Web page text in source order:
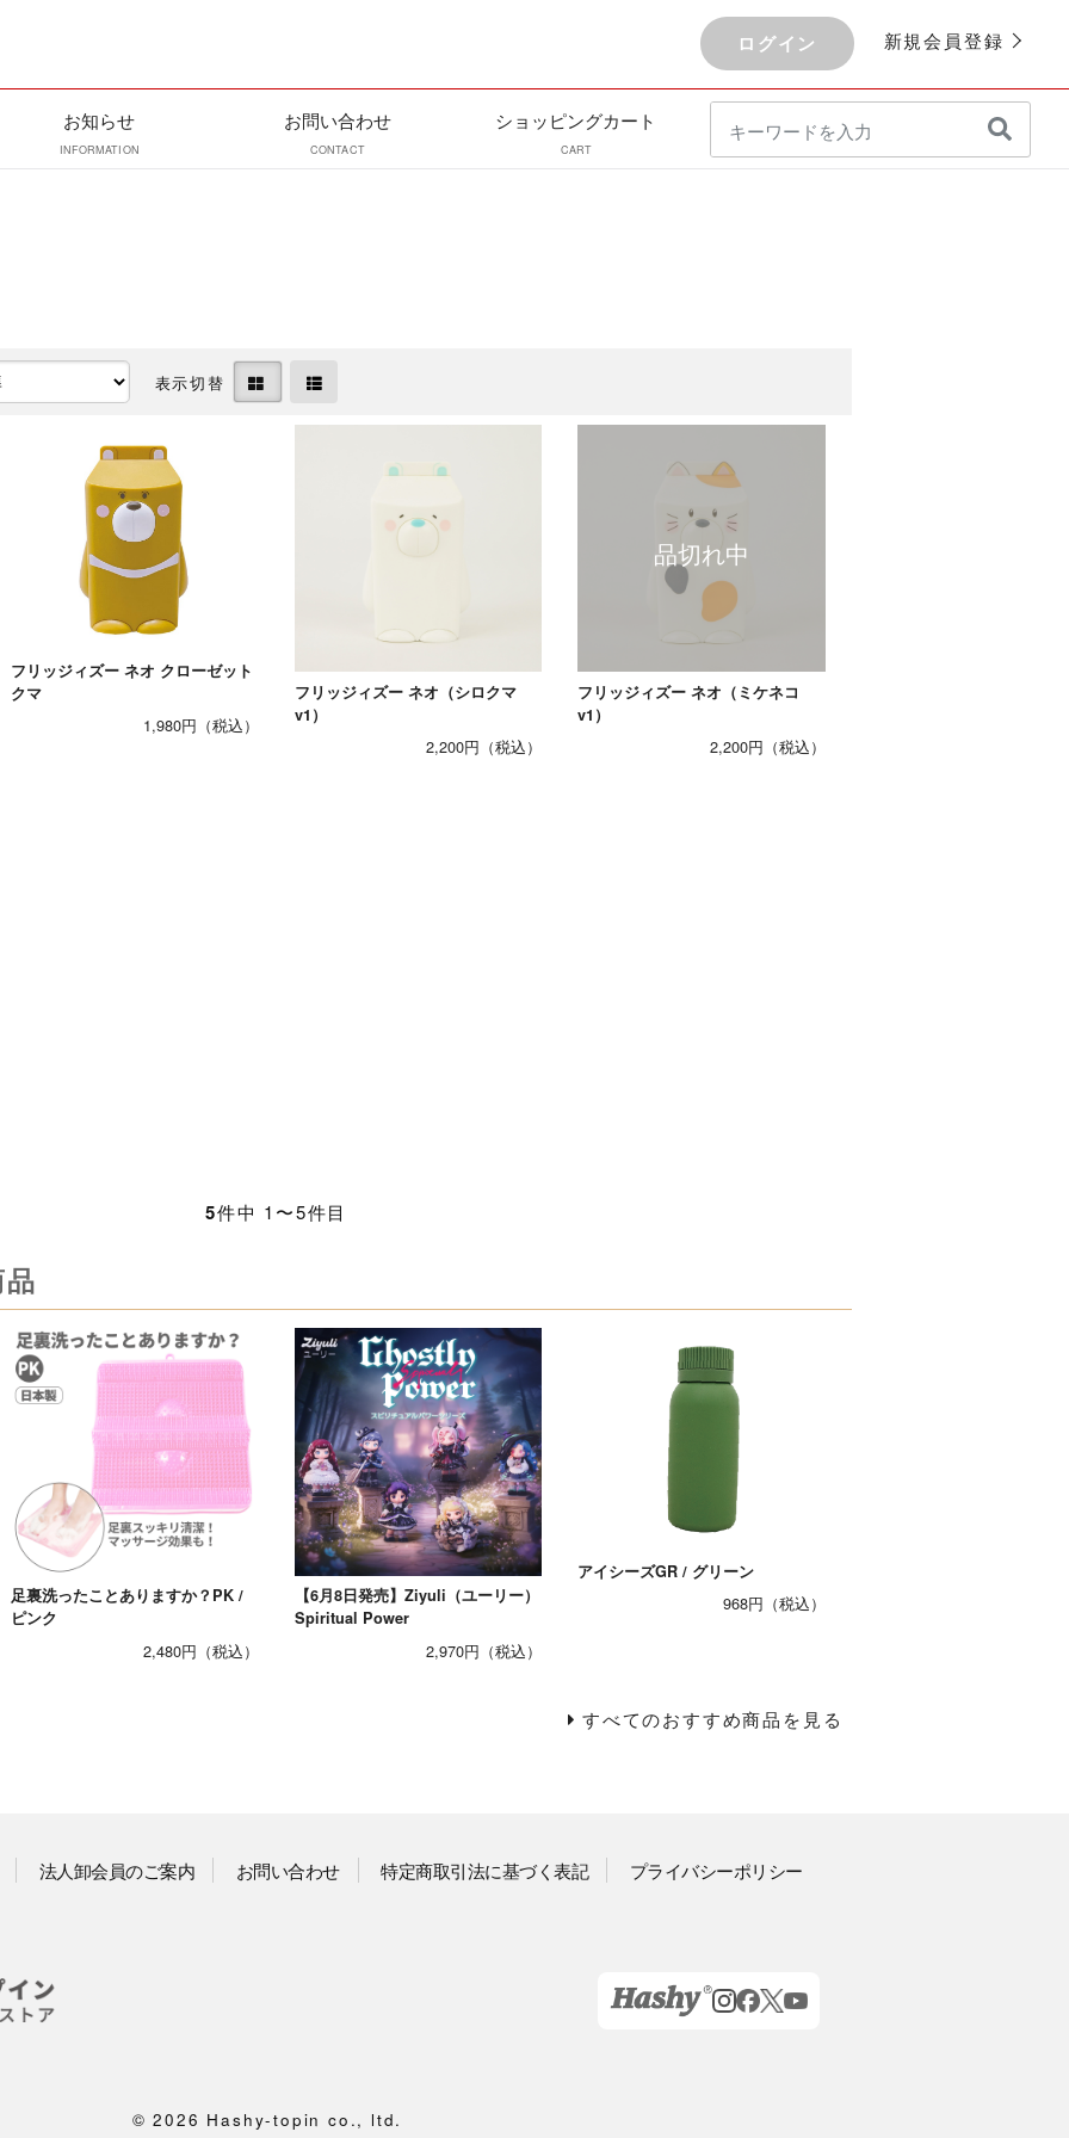
ログイン 新規会員登録
お知らせ
INFORMATION
お問い合わせ
CONTACT
ショッピングカート
CART
表示切替
フリッジィズー ネオ クローゼット
クマ
1,980円
フリッジィズー ネオ（シロクマ
v1）
2,200円
フリッジィズー ネオ（ミケネコ
v1）
2,200円
5件中 1〜5件目
足裏洗ったことありますか？PK /
ピンク
2,480円
【6月8日発売】Ziyuli（ユーリー）
Spiritual Power
2,970円
アイシーズGR / グリーン
968円
すべてのおすすめ商品を見る
法人卸会員のご案内 お問い合わせ 特定商取引法に基づく表記 プライバシーポリシー
©2026 Hashy-topin co., ltd.